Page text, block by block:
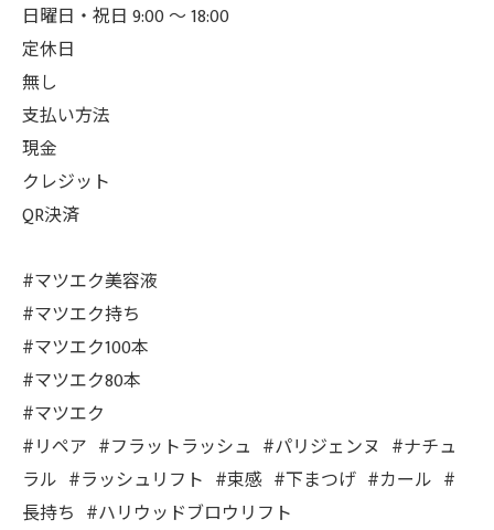
日曜日・祝日 9:00 ～ 18:00
定休日
無し
支払い方法
現金
クレジット
QR決済
#マツエク美容液
#マツエク持ち
#マツエク100本
#マツエク80本
#マツエク
#リペア #フラットラッシュ #パリジェンヌ #ナチュ
ラル #ラッシュリフト #束感 #下まつげ #カール #
長持ち #ハリウッドブロウリフト